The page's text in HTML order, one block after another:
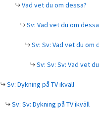
Vad vet du om dessa?
Sv: Vad vet du om
Sv: Sv: Vad vet du om
Sv: Sv: Sv: Vad vet
Sv: Dykning på TV ikväll
Sv: Sv: Dykning på TV ikväll